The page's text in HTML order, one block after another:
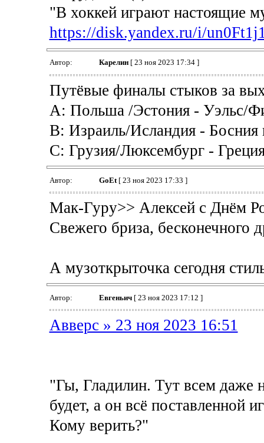
"В хоккей играют настоящие
https://disk.yandex.ru/i/
Автор: Карелин[ 23 ноя 2023 17:34 ]
Путёвые финалы стыков за
А: Польша /Эстония - Уэльс/
В: Израиль/Исландия - Босния
С: Грузия/Люксембург -
Автор: GoEt[ 23 ноя 2023 17:33 ]
Мак-Гуру>> Алексей с Днём
Свежего бриза, бесконечного
А музоткрыточка сегодня
Автор: Евгеньич[ 23 ноя 2023 17:12 ]
Авверс » 23 ноя 2023 16:51
"Гы, Гладилин. Тут всем даже
будет, а он всё поставленной
Кому верить?"